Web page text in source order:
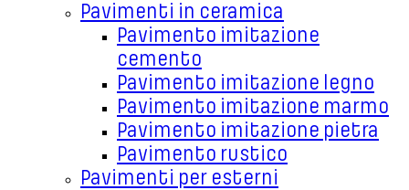
Pavimenti in ceramica
Pavimento imitazione
cemento
Pavimento imitazione legno
Pavimento imitazione marmo
Pavimento imitazione pietra
Pavimento rustico
Pavimenti per esterni